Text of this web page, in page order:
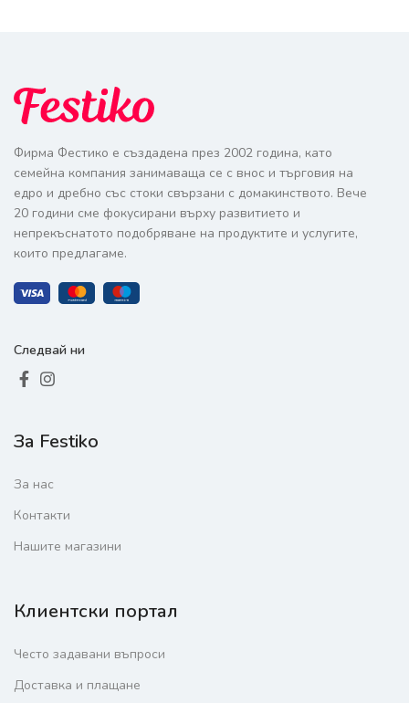
Фирма Фестико е създадена през 2002 година, като
семейна компания занимаваща се с внос и търговия на
едро и дребно със стоки свързани с домакинството. Вече
20 години сме фокусирани върху развитието и
непрекъснатото подобряване на продуктите и услугите,
които предлагаме.
Следвай ни
За Festiko
За нас
Контакти
Нашите магазини
Клиентски портал
Често задавани въпроси
Доставка и плащане